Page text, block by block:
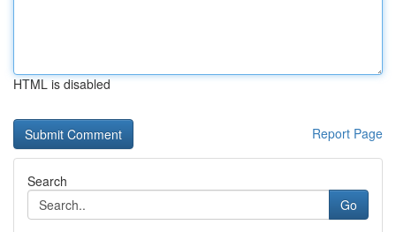
HTML is disabled
Report Page
Search
Go